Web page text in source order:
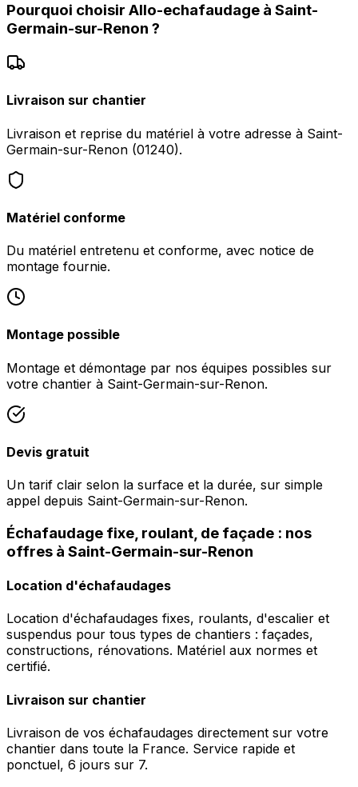
Pourquoi choisir Allo-echafaudage à Saint-
Germain-sur-Renon ?
Livraison sur chantier
Livraison et reprise du matériel à votre adresse à Saint-
Germain-sur-Renon (01240).
Matériel conforme
Du matériel entretenu et conforme, avec notice de
montage fournie.
Montage possible
Montage et démontage par nos équipes possibles sur
votre chantier à Saint-Germain-sur-Renon.
Devis gratuit
Un tarif clair selon la surface et la durée, sur simple
appel depuis Saint-Germain-sur-Renon.
Échafaudage fixe, roulant, de façade : nos
offres à Saint-Germain-sur-Renon
Location d'échafaudages
Location d'échafaudages fixes, roulants, d'escalier et
suspendus pour tous types de chantiers : façades,
constructions, rénovations. Matériel aux normes et
certifié.
Livraison sur chantier
Livraison de vos échafaudages directement sur votre
chantier dans toute la France. Service rapide et
ponctuel, 6 jours sur 7.